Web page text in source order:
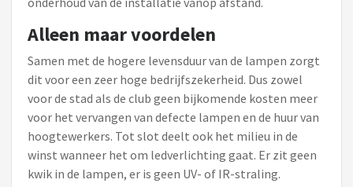
Alleen maar voordelen
Samen met de hogere levensduur van de lampen zorgt
dit voor een zeer hoge bedrijfszekerheid. Dus zowel
voor de stad als de club geen bijkomende kosten meer
voor het vervangen van defecte lampen en de huur van
hoogtewerkers. Tot slot deelt ook het milieu in de
winst wanneer het om ledverlichting gaat. Er zit geen
kwik in de lampen, er is geen UV- of IR-straling.